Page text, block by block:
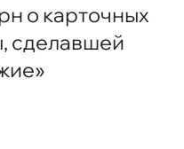
о карточных
сделавшей